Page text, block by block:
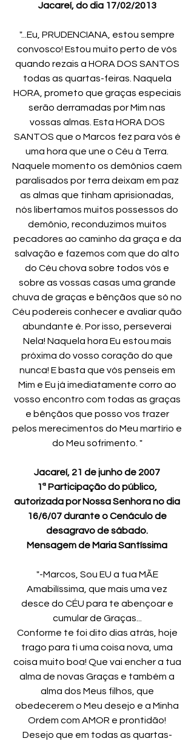
Jacareí, do dia 17/02/2013
"...Eu, PRUDENCIANA, estou sempre
convosco! Estou muito perto de vós
quando rezais a HORA DOS SANTOS
todas as quartas-feiras. Naquela
HORA, prometo que graças especiais
serão derramadas por Mim nas
vossas almas. Esta HORA DOS
SANTOS que o Marcos fez para vós é
uma hora que une o Céu à Terra.
Naquele momento os demônios caem
paralisados por terra deixam em paz
as almas que tinham aprisionadas,
nós libertamos muitos possessos do
demônio, reconduzimos muitos
pecadores ao caminho da graça e da
salvação e fazemos com que do alto
do Céu chova sobre todos vós e
sobre as vossas casas uma grande
chuva de graças e bênçãos que só no
Céu podereis conhecer e avaliar quão
abundante é. Por isso, perseverai
Nela! Naquela hora Eu estou mais
próxima do vosso coração do que
nunca! E basta que vós penseis em
Mim e Eu já imediatamente corro ao
vosso encontro com todas as graças
e bênçãos que posso vos trazer
pelos merecimentos do Meu martírio e
do Meu sofrimento. "
Jacareí, 21 de junho de 2007
1ª Participação do público,
autorizada por Nossa Senhora no dia
16/6/07 durante o Cenáculo de
desagravo de sábado.
Mensagem de Maria Santíssima
"-Marcos, Sou EU a tua MÃE
Amabilíssima, que mais uma vez
desce do CÉU para te abençoar e
cumular de Graças...
Conforme te foi dito dias atrás, hoje
trago para ti uma coisa nova, uma
coisa muito boa! Que vai encher a tua
alma de novas Graças e também a
alma dos Meus filhos, que
obedecerem o Meu desejo e a Minha
Ordem com AMOR e prontidão!
Desejo que em todas as quartas-